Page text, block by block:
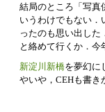
結局のところ「写真
いうわけでもない．
ったのも思い出し
と絡めて行くか．今
新淀川新橋を夢幻に
やいや，CEHも書き